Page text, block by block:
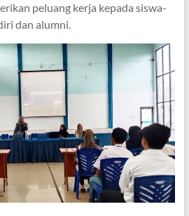
peluang kerja kepada siswa-
dan alumni.